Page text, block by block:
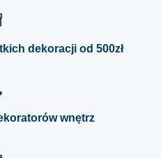
dekoracji od 500zł
wnętrz